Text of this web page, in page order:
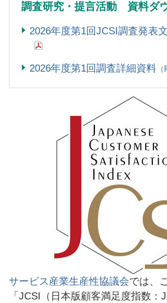
調査研究・提言活動 資料ダ
2026年度第1回JCSI調査発表文
2026年度第1回調査詳細資料
サービス産業生産性協議会では、
「JCSI（日本版顧客満足度指数：